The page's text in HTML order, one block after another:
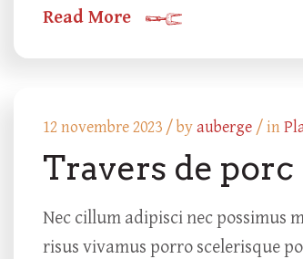
Read More
12 novembre 2023 /byauberge / in
Travers de
Nec cillum adipisci nec possimus
risus vivamus porro scelerisque